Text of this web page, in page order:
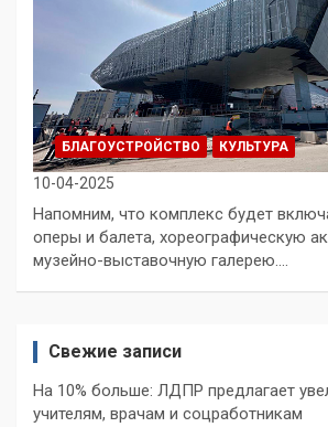
БЛАГОУСТРОЙСТВО КУЛЬТУРА
10-04-2025
Напомним, что комплекс будет
оперы и балета, хореографическую
музейно-выставочную галерею.…
Свежие записи
На 10% больше: ЛДПР предлагает
учителям, врачам и соцработникам